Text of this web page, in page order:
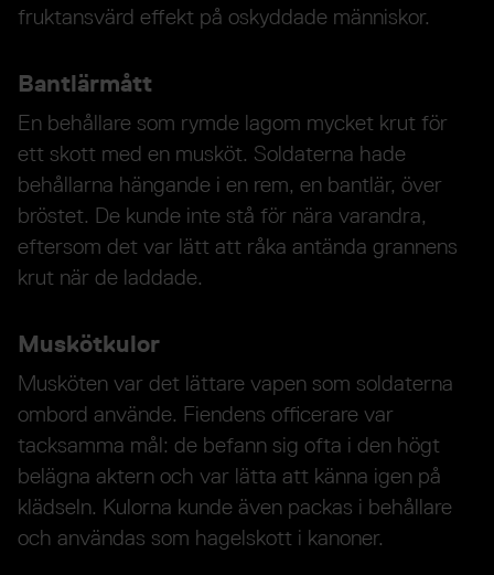
fruktansvärd effekt på oskyddade människor.
Bantlärmått
En behållare som rymde lagom mycket krut för
ett skott med en musköt. Soldaterna hade
behållarna hängande i en rem, en bantlär, över
bröstet. De kunde inte stå för nära varandra,
eftersom det var lätt att råka antända grannens
krut när de laddade.
Muskötkulor
Musköten var det lättare vapen som soldaterna
ombord använde. Fiendens officerare var
tacksamma mål: de befann sig ofta i den högt
belägna aktern och var lätta att känna igen på
klädseln. Kulorna kunde även packas i behållare
och användas som hagelskott i kanoner.